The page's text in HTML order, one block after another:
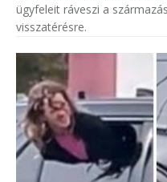
ügyfeleit ráveszi a
visszatérésre.